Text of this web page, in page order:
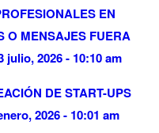
EN
O MENSAJES FUERA
julio, 2026 - 10:10 am
DE START-UPS
2026 - 10:01 am